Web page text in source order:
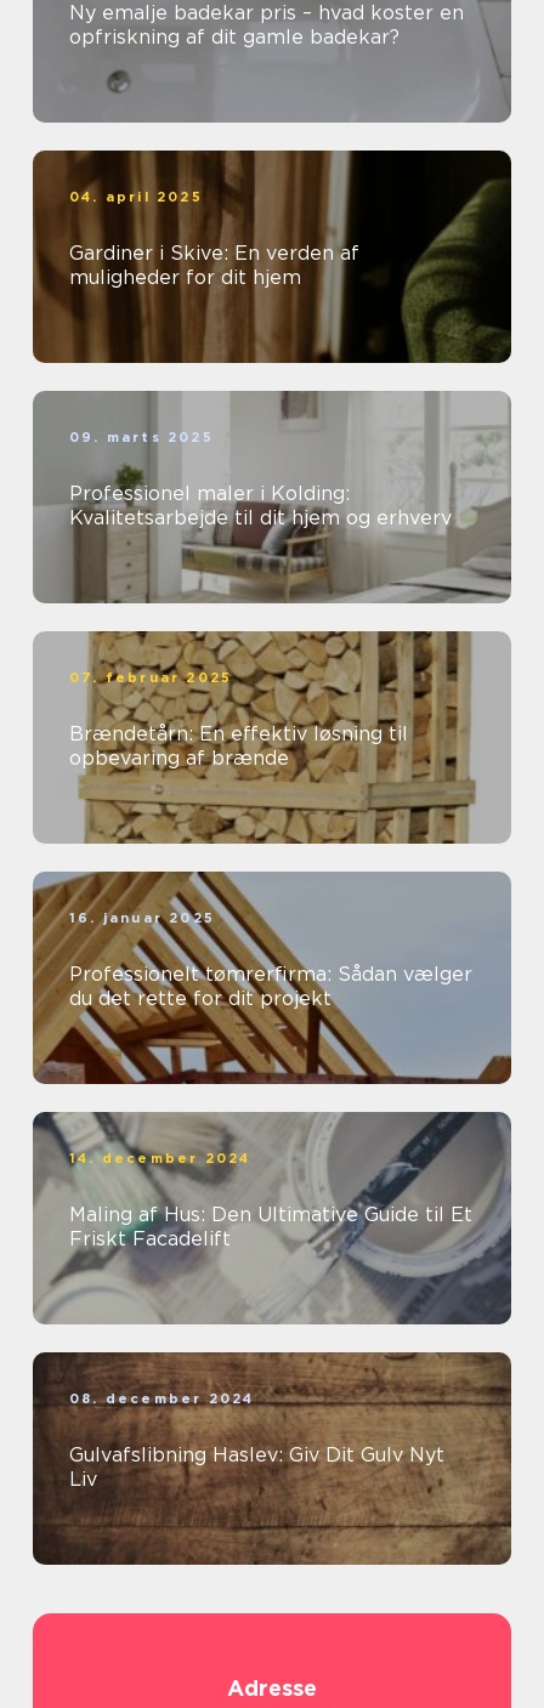
Ny emalje badekar pris – hvad koster en
opfriskning af dit gamle badekar?
04. april 2025
Gardiner i Skive: En verden af
muligheder for dit hjem
09. marts 2025
Professionel maler i Kolding:
Kvalitetsarbejde til dit hjem og erhverv
07. februar 2025
Brændetårn: En effektiv løsning til
opbevaring af brænde
16. januar 2025
Professionelt tømrerfirma: Sådan vælger
du det rette for dit projekt
14. december 2024
Maling af Hus: Den Ultimative Guide til Et
Friskt Facadelift
08. december 2024
Gulvafslibning Haslev: Giv Dit Gulv Nyt
Liv
Adresse